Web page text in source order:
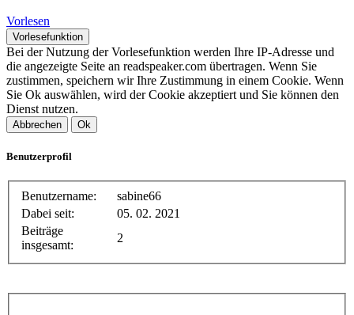
Vorlesen
Vorlesefunktion
Bei der Nutzung der Vorlesefunktion werden Ihre IP-Adresse und
die angezeigte Seite an readspeaker.com übertragen. Wenn Sie
zustimmen, speichern wir Ihre Zustimmung in einem Cookie. Wenn
Sie Ok auswählen, wird der Cookie akzeptiert und Sie können den
Dienst nutzen.
Abbrechen Ok
Benutzerprofil
Benutzername:
sabine66
Dabei seit:
05. 02. 2021
Beiträge
insgesamt:
2